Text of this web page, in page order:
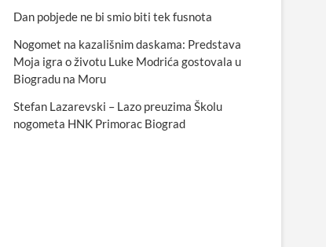
Dan pobjede ne bi smio biti tek fusnota
Nogomet na kazališnim daskama: Predstava
Moja igra o životu Luke Modrića gostovala u
Biogradu na Moru
Stefan Lazarevski – Lazo preuzima Školu
nogometa HNK Primorac Biograd